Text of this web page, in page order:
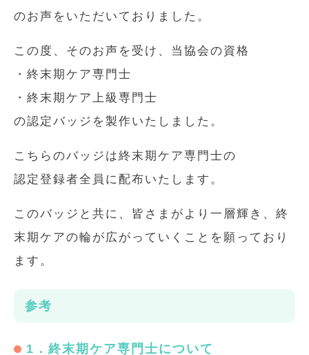
のお声をいただいておりました。
この度、そのお声を受け、当協会の資格
・終末期ケア専門士
・終末期ケア上級専門士
の認定バッジを製作いたしました。
こちらのバッジは終末期ケア専門士の
認定登録者全員に配布いたします。
このバッジと共に、皆さまがより一層輝き、終
末期ケアの輪が広がっていくことを願っており
ます。
参考
1．終末期ケア専門士について